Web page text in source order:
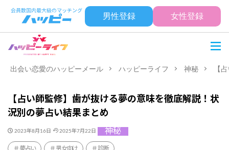
男性登録 女性登録
出会い恋愛のハッピーメール ハッピーライフ 神秘 【
【占い師監修】歯が抜ける夢の意味を徹底解説！状
況別の夢占い結果まとめ
2023年8月16日 2025年7月22日 神秘
夢占い 男女向け 診断